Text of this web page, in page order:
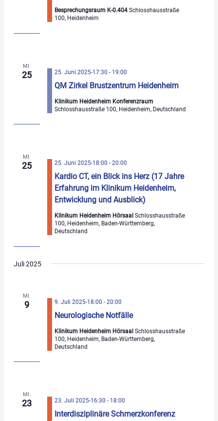
Besprechungsraum K-0.404Schlosshausstraße
100, Heidenheim
MI.
25
QM Zirkel Brustzentrum Heidenheim
25. Juni 2025-17:30 - 19:00
Klinikum Heidenheim Konferenzraum
Schlosshausstraße 100, Heidenheim, Deutschland
MI.
25
Kardio CT, ein Blick ins Herz (17 Jahre
Erfahrung im Klinikum Heidenheim,
Entwicklung und Ausblick)
25. Juni 2025-18:00 -20:00
Klinikum Heidenheim HörsaalSchlosshausstraße
100, Heidenheim, Baden-Württemberg,
Deutschland
Juli 2025
MI.
9
Neurologische Notfälle
9. Juli 2025-18:00 -20:00
Klinikum Heidenheim HörsaalSchlosshausstraße
100, Heidenheim, Baden-Württemberg,
Deutschland
MI.
23
Interdisziplinäre Schmerzkonferenz
23. Juli 2025-16:30 - 18:00